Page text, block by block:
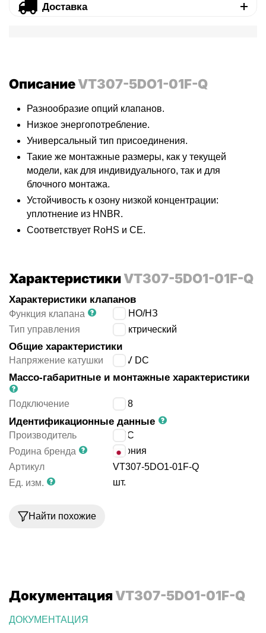
Доставка
ОписаниеVT307-5DO1-01F-Q
Разнообразие опций клапанов.
Низкое энергопотребление.
Универсальный тип присоединения.
Такие же монтажные размеры, как у текущей
модели, как для индивидуального, так и для
блочного монтажа.
Устойчивость к озону низкой концентрации:
уплотнение из HNBR.
Соответствует RoHS и CE.
ХарактеристикиVT307-5DO1-01F-Q
Характеристики клапанов
Функция клапана
3/2 НО/НЗ
Тип управления
электрический
Общие характеристики
Напряжение катушки 24 V DC
Массо-габаритные и монтажные характеристики
Подключение G1/8
Идентификационные данные
Производитель
SMC
Родина бренда
Япония
Артикул
VT307-5DO1-01F-Q
Ед. изм.
шт.
Найти похожие
ДокументацияVT307-5DO1-01F-Q
ДОКУМЕНТАЦИЯ